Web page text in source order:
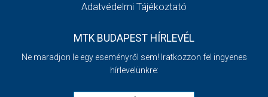
Adatvédelmi Tájékoztató
MTK BUDAPEST HÍRLEVÉL
Ne maradjon le egy eseményről sem! Iratkozzon fel ingyenes
hírlevelünkre: